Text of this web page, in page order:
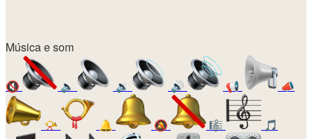
Música e som
🔇 🔈 🔉 🔊 📢 📣
📯 🔔 🔕 🎼 🎵